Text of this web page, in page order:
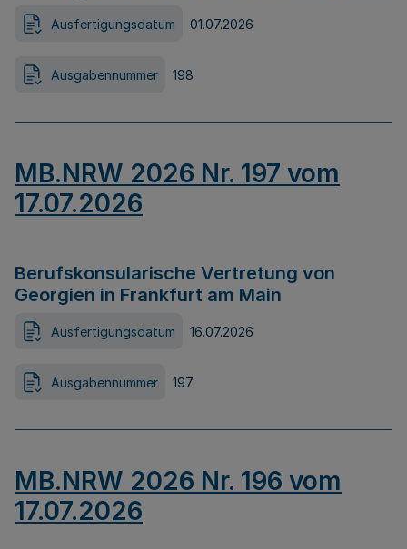
Ausfertigungsdatum 01.07.2026
Ausgabennummer 198
MB.NRW 2026 Nr. 197 vom
17.07.2026
Berufskonsularische Vertretung von
Georgien in Frankfurt am Main
Ausfertigungsdatum 16.07.2026
Ausgabennummer 197
MB.NRW 2026 Nr. 196 vom
17.07.2026